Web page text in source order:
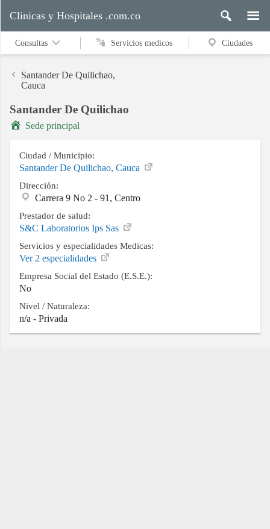
Servicios
medicos
Ciudades
Buscar
Contacto
Clinicas y Hospitales .com.co
Consultas Servicios medicos Ciudades
Santander De Quilichao,
Cauca
Santander De Quilichao
Sede principal
Ciudad / Municipio:
Santander De Quilichao, Cauca
Dirección:
Carrera 9 No 2 - 91, Centro
Prestador de salud:
S&C Laboratorios Ips Sas
Servicios y especialidades Medicas:
Ver 2 especialidades
Empresa Social del Estado (E.S.E.):
No
Nivel / Naturaleza:
n/a - Privada